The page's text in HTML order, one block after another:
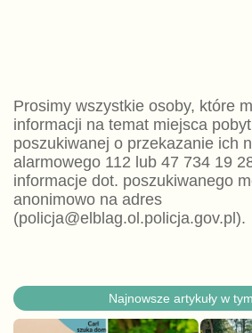
Prosimy wszystkie osoby, które
informacji na temat miejsca
poszukiwanej o przekazanie ich
alarmowego 112 lub 47 734 19
informacje dot. poszukiwanego
anonimowo na adres
(policja@elblag.ol.policja.gov.pl).
Najnowsze artykuły w